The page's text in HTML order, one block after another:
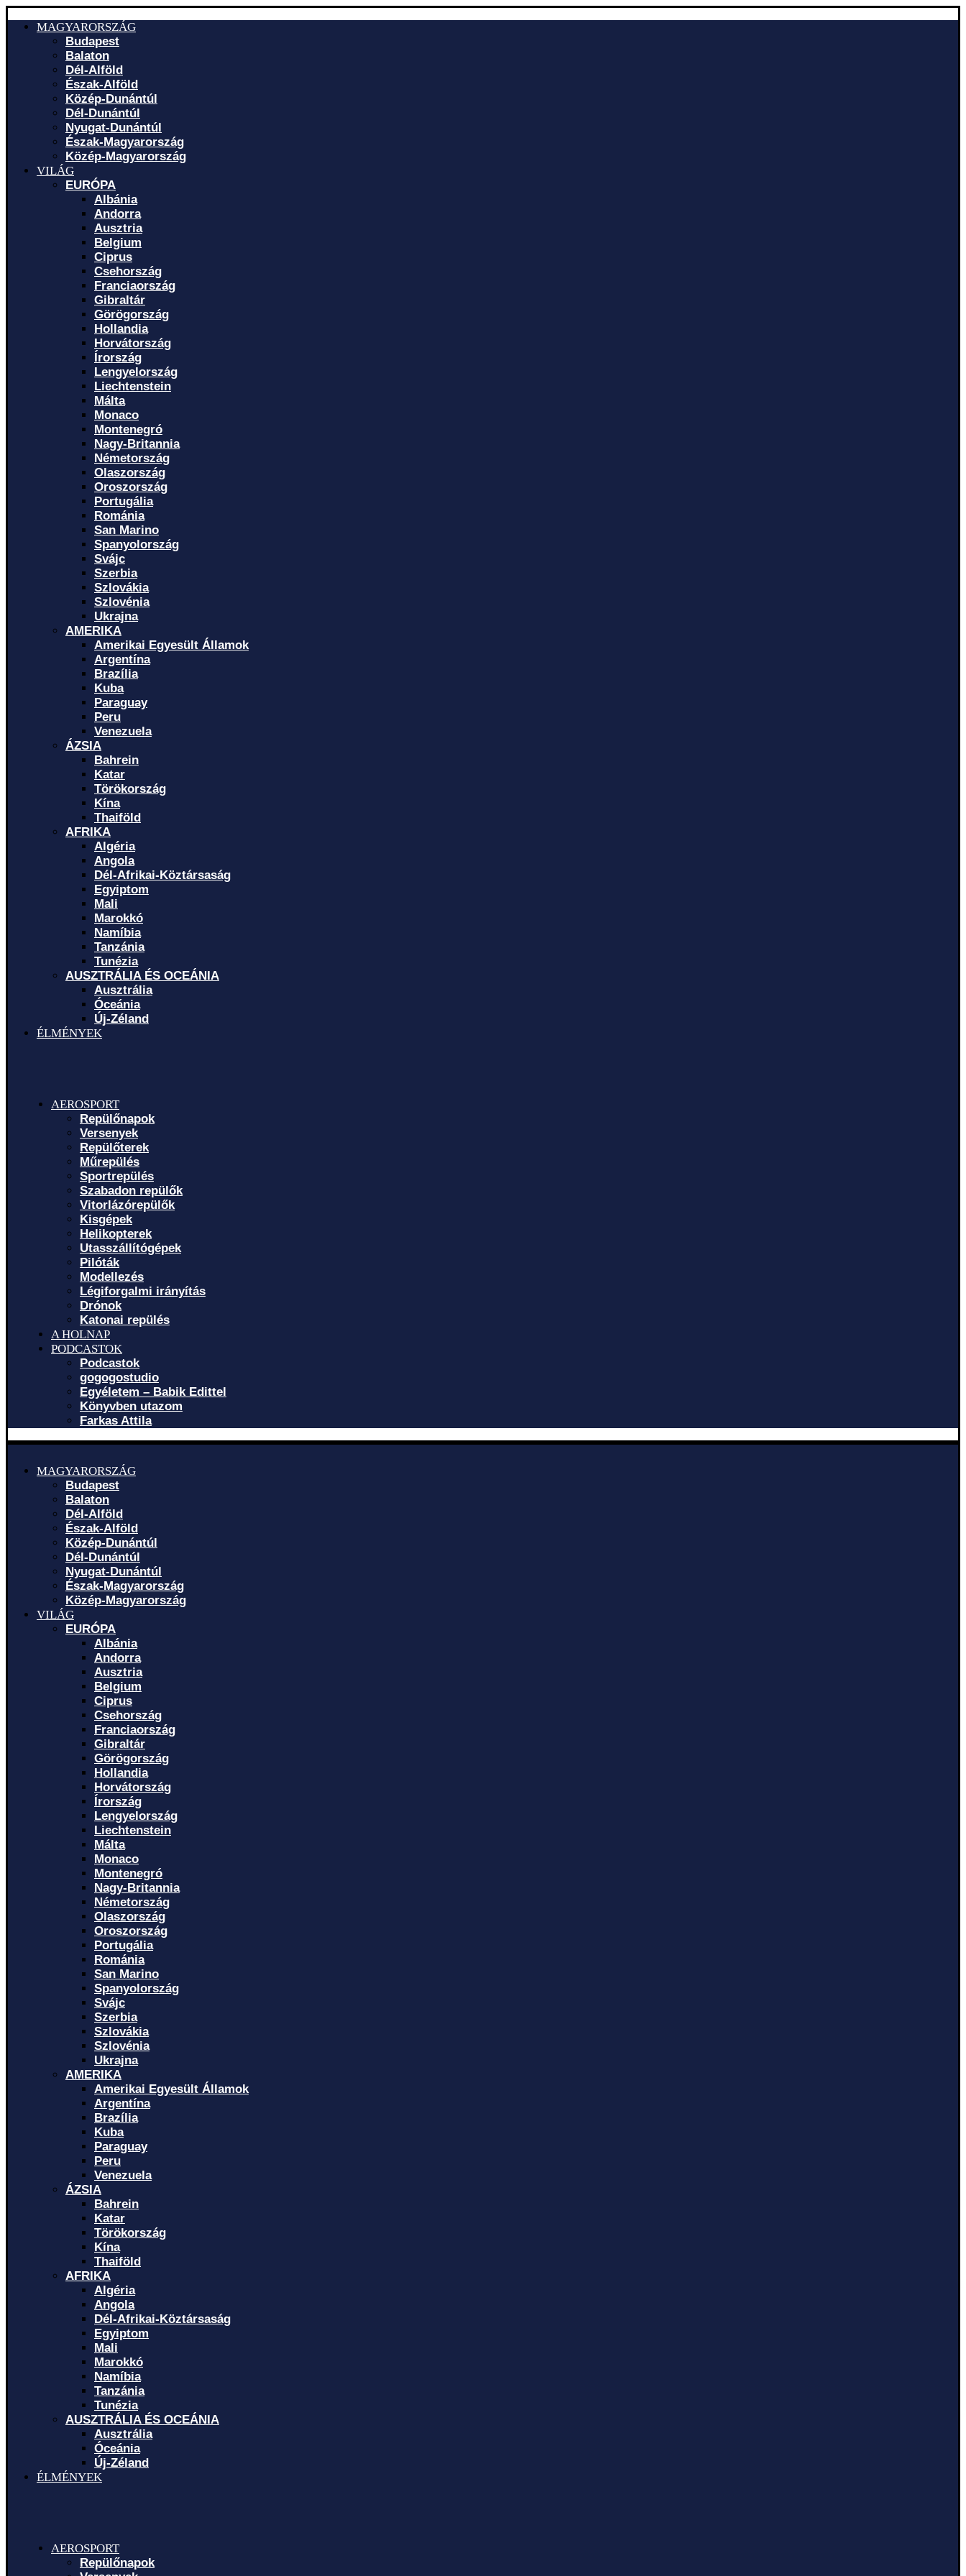
MAGYARORSZÁG
Budapest
Balaton
Dél-Alföld
Észak-Alföld
Közép-Dunántúl
Dél-Dunántúl
Nyugat-Dunántúl
Észak-Magyarország
Közép-Magyarország
VILÁG
EURÓPA
Albánia
Andorra
Ausztria
Belgium
Ciprus
Csehország
Franciaország
Gibraltár
Görögország
Hollandia
Horvátország
Írország
Lengyelország
Liechtenstein
Málta
Monaco
Montenegró
Nagy-Britannia
Németország
Olaszország
Oroszország
Portugália
Románia
San Marino
Spanyolország
Svájc
Szerbia
Szlovákia
Szlovénia
Ukrajna
AMERIKA
Amerikai Egyesült Államok
Argentína
Brazília
Kuba
Paraguay
Peru
Venezuela
ÁZSIA
Bahrein
Katar
Törökország
Kína
Thaiföld
AFRIKA
Algéria
Angola
Dél-Afrikai-Köztársaság
Egyiptom
Mali
Marokkó
Namíbia
Tanzánia
Tunézia
AUSZTRÁLIA ÉS OCEÁNIA
Ausztrália
Óceánia
Új-Zéland
ÉLMÉNYEK
AEROSPORT
Repülőnapok
Versenyek
Repülőterek
Műrepülés
Sportrepülés
Szabadon repülők
Vitorlázórepülők
Kisgépek
Helikopterek
Utasszállítógépek
Pilóták
Modellezés
Légiforgalmi irányítás
Drónok
Katonai repülés
A HOLNAP
PODCASTOK
Podcastok
gogogostudio
Egyéletem – Babik Edittel
Könyvben utazom
Farkas Attila
MAGYARORSZÁG
Budapest
Balaton
Dél-Alföld
Észak-Alföld
Közép-Dunántúl
Dél-Dunántúl
Nyugat-Dunántúl
Észak-Magyarország
Közép-Magyarország
VILÁG
EURÓPA
Albánia
Andorra
Ausztria
Belgium
Ciprus
Csehország
Franciaország
Gibraltár
Görögország
Hollandia
Horvátország
Írország
Lengyelország
Liechtenstein
Málta
Monaco
Montenegró
Nagy-Britannia
Németország
Olaszország
Oroszország
Portugália
Románia
San Marino
Spanyolország
Svájc
Szerbia
Szlovákia
Szlovénia
Ukrajna
AMERIKA
Amerikai Egyesült Államok
Argentína
Brazília
Kuba
Paraguay
Peru
Venezuela
ÁZSIA
Bahrein
Katar
Törökország
Kína
Thaiföld
AFRIKA
Algéria
Angola
Dél-Afrikai-Köztársaság
Egyiptom
Mali
Marokkó
Namíbia
Tanzánia
Tunézia
AUSZTRÁLIA ÉS OCEÁNIA
Ausztrália
Óceánia
Új-Zéland
ÉLMÉNYEK
AEROSPORT
Repülőnapok